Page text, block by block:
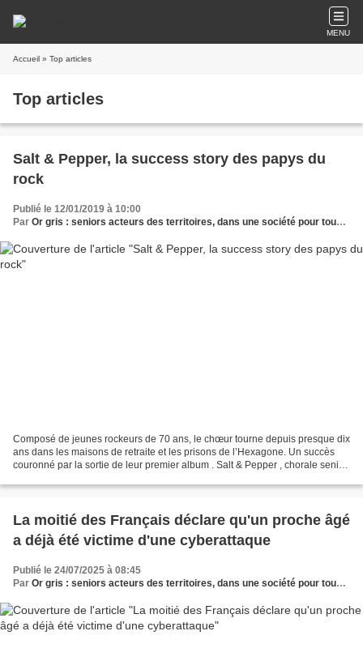
MENU
Accueil » Top articles
Top articles
Salt & Pepper, la success story des papys du
rock
Publié le 12/01/2019 à 10:00
Par Or gris : seniors acteurs des territoires, dans une société pour tous les âges
Composé de jeunes rockeurs de 70 ans, le chœur tourne depuis presque dix
ans dans les maisons de retraite et les prisons de l’Hexagone. Un succès
couronné par la sortie de leur premier album . Salt & Pepper , chorale senior
La moitié des Français déclare qu'un proche âgé
a déjà été victime d'une cyberattaque
Publié le 24/07/2025 à 08:45
Par Or gris : seniors acteurs des territoires, dans une société pour tous les âges